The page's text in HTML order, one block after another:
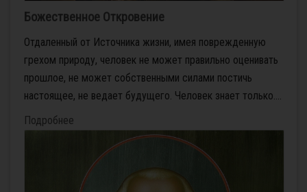
Божественное Откровение
Отдаленный от Источника жизни, имея поврежденную
грехом природу, человек не может правильно оценивать
прошлое, не может собственными силами постичь
настоящее, не ведает будущего. Человек знает только....
Подробнее